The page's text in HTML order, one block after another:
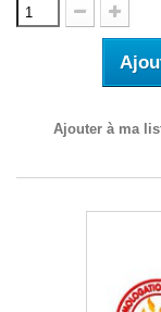
Ajouter à ma